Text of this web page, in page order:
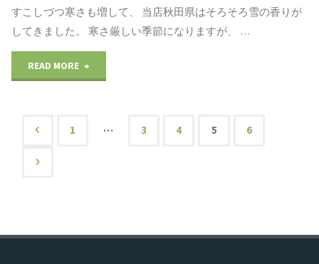
荷
誠
すこしづつ寒さも増して、 当店秋田県はそろそろ雪の香りが
してきました。 寒さ厳しい季節になりますが、 …
READ MORE
投
の
1 … 3 4 5 6